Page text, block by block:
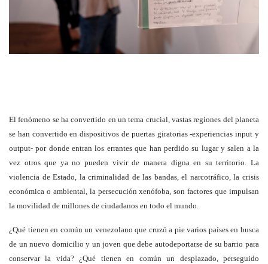
El fenómeno se ha convertido en un tema crucial, vastas regiones del planeta
se han convertido en dispositivos de puertas giratorias -experiencias input y
output- por donde entran los errantes que han perdido su lugar y salen a la
vez otros que ya no pueden vivir de manera digna en su territorio. La
violencia de Estado, la criminalidad de las bandas, el narcotráfico, la crisis
económica o ambiental, la persecución xenófoba, son factores que impulsan
la movilidad de millones de ciudadanos en todo el mundo.
¿Qué tienen en común un venezolano que cruzó a pie varios países en busca
de un nuevo domicilio y un joven que debe autodeportarse de su barrio para
conservar la vida? ¿Qué tienen en común un desplazado, perseguido